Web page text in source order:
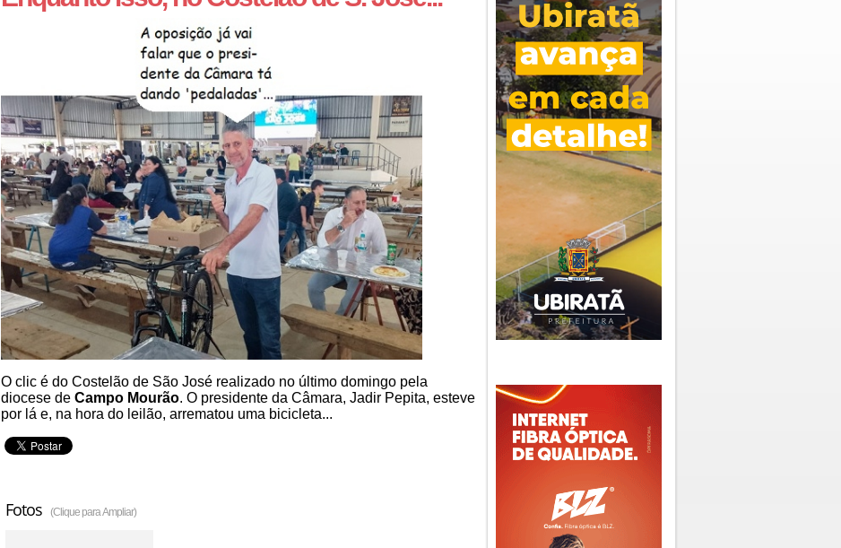
O clic é do Costelão de São José realizado no último domingo pela
diocese de Campo Mourão. O presidente da Câmara, Jadir Pepita, esteve
por lá e, na hora do leilão, arrematou uma bicicleta...
Fotos (Clique para Ampliar)